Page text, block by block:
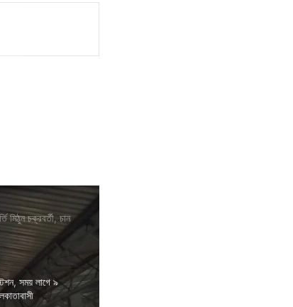
মিঠুন চক্রবর্তী, চান
সময় লাগে ৯